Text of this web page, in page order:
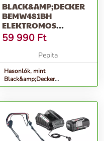
BLACK&AMP;DECKER
BEMW481BH
ELEKTROMOS
FŰNYÍRÓ, 1800W, 42
CM, NARA...
59 990 Ft
Pepita
Hasonlók, mint
Black&amp;Decker
BEMW481BH Elektromos